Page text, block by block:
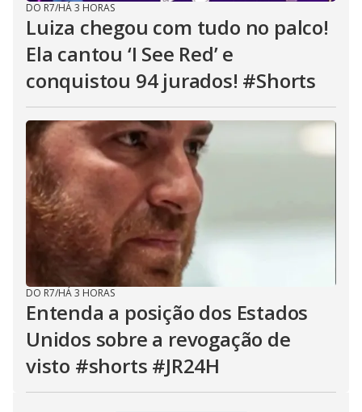
DO R7/HÁ 3 HORAS
Luiza chegou com tudo no palco!
Ela cantou ‘I See Red’ e
conquistou 94 jurados! #Shorts
DO R7/HÁ 3 HORAS
Entenda a posição dos Estados
Unidos sobre a revogação de
visto #shorts #JR24H